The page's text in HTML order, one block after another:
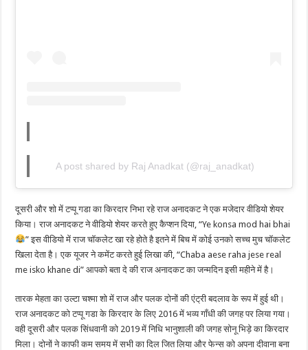
A post shared by Raj Anadkat (@raj_anadkat)
दूसरी और शो में टप्पू गडा का किरदार निभा रहे राज अनादकट ने एक मजेदार वीडियो शेयर
किया। राज अनादकट ने वीडियो शेयर करते हुए कैप्शन दिया, “Ye konsa mod hai bhai
” इस वीडियो में राज चॉकलेट खा रहे होते है इतने में बिच में कोई उनको सच्च मुच चॉकलेट
खिला देता है। एक यूजर ने कमेंट करते हुई लिखा की, “Chaba aese raha jese real
me isko khane di” आपको बता दे की राज अनादकट का जन्मदिन इसी महीने में है।
तारक मेहता का उल्टा चश्मा शो में राज और पलक दोनों की एंट्री बदलाव के रूप में हुई थी।
राज अनादकट को टप्पू गडा के किरदार के लिए 2016 में भव्य गाँधी की जगह पर लिया गया।
वही दूसरी और पलक सिंधवानी को 2019 में निधि भानुशाली की जगह सोनू भिड़े का किरदार
मिला। दोनों ने काफी कम समय में सभी का दिल जित लिया और फेन्स को अपना दीवाना बना